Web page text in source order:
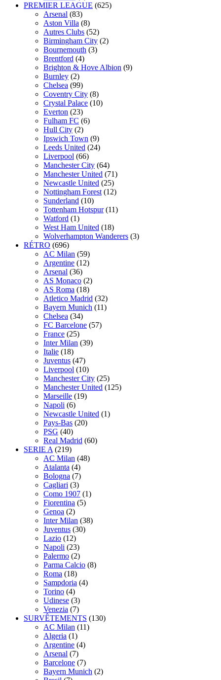
PREMIER LEAGUE (625)
Arsenal (83)
Aston Villa (8)
Autres Clubs (52)
Birmingham City (2)
Bournemouth (3)
Brentford (4)
Brighton & Hove Albion (9)
Burnley (2)
Chelsea (99)
Coventry City (8)
Crystal Palace (10)
Everton (23)
Fulham FC (6)
Hull City (2)
Ipswich Town (9)
Leeds United (24)
Liverpool (66)
Manchester City (64)
Manchester United (71)
Newcastle United (25)
Nottingham Forest (12)
Sunderland (10)
Tottenham Hotspur (11)
Watford (1)
West Ham United (18)
Wolverhampton Wanderers (3)
RÉTRO (696)
AC Milan (59)
Argentine (12)
Arsenal (36)
AS Monaco (2)
AS Roma (18)
Atletico Madrid (32)
Bayern Munich (11)
Chelsea (34)
FC Barcelone (57)
France (25)
Inter Milan (39)
Italie (18)
Juventus (47)
Liverpool (10)
Manchester City (25)
Manchester United (125)
Marseille (19)
Napoli (6)
Newcastle United (1)
Pays-Bas (20)
PSG (40)
Real Madrid (60)
SERIE A (219)
AC Milan (48)
Atalanta (4)
Bologna (7)
Cagliari (3)
Como 1907 (1)
Fiorentina (5)
Genoa (2)
Inter Milan (38)
Juventus (30)
Lazio (12)
Napoli (23)
Palermo (2)
Parma Calcio (8)
Roma (18)
Sampdoria (4)
Torino (4)
Udinese (3)
Venezia (7)
SURVÊTEMENTS (130)
AC Milan (11)
Algeria (1)
Argentine (4)
Arsenal (7)
Barcelone (7)
Bayern Munich (2)